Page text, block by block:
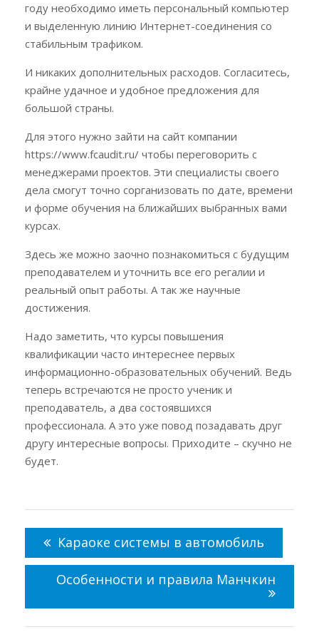
году необходимо иметь персональный компьютер
и выделенную линию Интернет-соединения со
стабильным трафиком.
И никаких дополнительных расходов. Согласитесь,
крайне удачное и удобное предложения для
большой страны.
Для этого нужно зайти на сайт компании
https://www.fcaudit.ru/ чтобы переговорить с
менеджерами проектов. Эти специалисты своего
дела смогут точно сорганизовать по дате, времени
и форме обучения на ближайших выбранных вами
курсах.
Здесь же можно заочно познакомиться с будущим
преподавателем и уточнить все его регалии и
реальный опыт работы. А так же научные
достижения.
Надо заметить, что курсы повышения
квалификации часто интереснее первых
информационно-образовательных обучений. Ведь
теперь встречаются не просто ученик и
преподаватель, а два состоявшихся
профессионала. А это уже повод позадавать друг
другу интересные вопросы. Приходите – скучно не
будет.
записям
Караоке системы в автомобиль
Особенности и правила Манчкин